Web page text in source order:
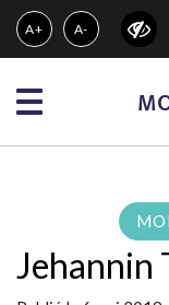
Gestion des traceurs
A+ A-
Menu
Jehannin